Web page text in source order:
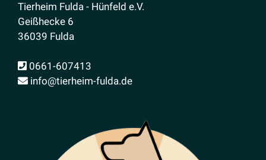
Tierheim Fulda - Hünfeld e.V.
Geißhecke 6
36039 Fulda
0661-607413
info@tierheim-fulda.de